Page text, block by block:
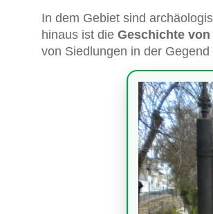
In dem Gebiet sind
hinaus ist die Geschichte von
von Siedlungen in der